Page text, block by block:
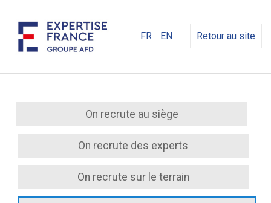
FR EN Retour au site
On recrute au siège
On recrute des experts
On recrute sur le terrain